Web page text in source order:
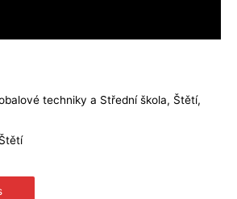
techniky a Střední škola, Štětí,